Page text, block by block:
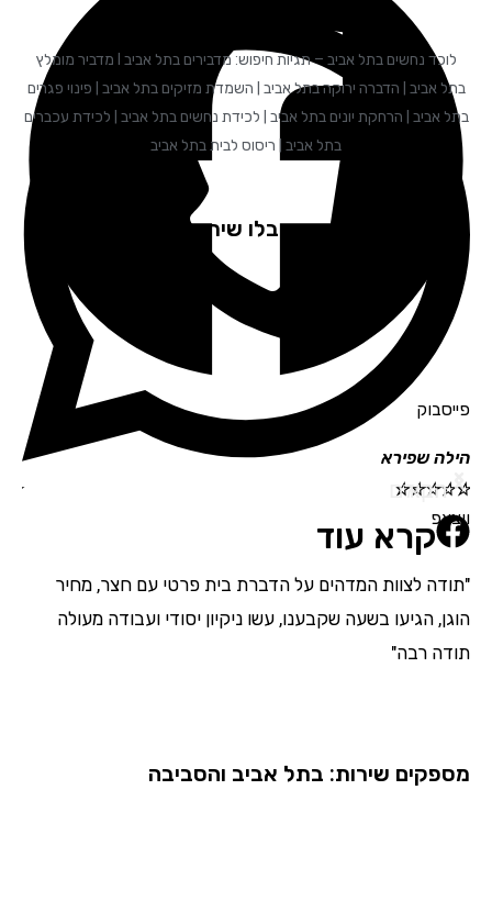
פייסבוק
ווצאפ
לוכד נחשים בתל אביב – תגיות חיפוש: מדבירים בתל אביב I מדביר מומלץ
בתל אביב | הדברה ירוקה בתל אביב | השמדת מזיקים בתל אביב | פינוי פגרים
בתל אביב | הרחקת יונים בתל אביב | לכידת נחשים בתל אביב | לכידת עכברים
בתל אביב | ריסוס לבית בתל אביב
לקוחות שקיבלו שירות ממליצים
הילה שפירא
☆
☆
☆
☆
☆
קרא עוד
"תודה לצוות המדהים על הדברת בית פרטי עם חצר, מחיר
הוגן, הגיעו בשעה שקבענו, עשו ניקיון יסודי ועבודה מעולה
תודה רבה"
הקודם
הבא
מספקים שירות: בתל אביב והסביבה